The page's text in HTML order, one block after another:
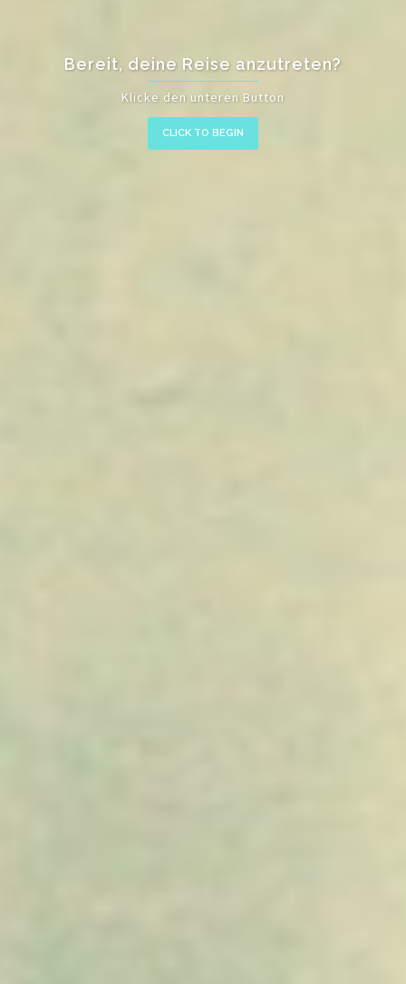
Bereit, deine Reise anzutreten?
Klicke den unteren Button
CLICK TO BEGIN
Tattoos die
CLICK TO BEGIN